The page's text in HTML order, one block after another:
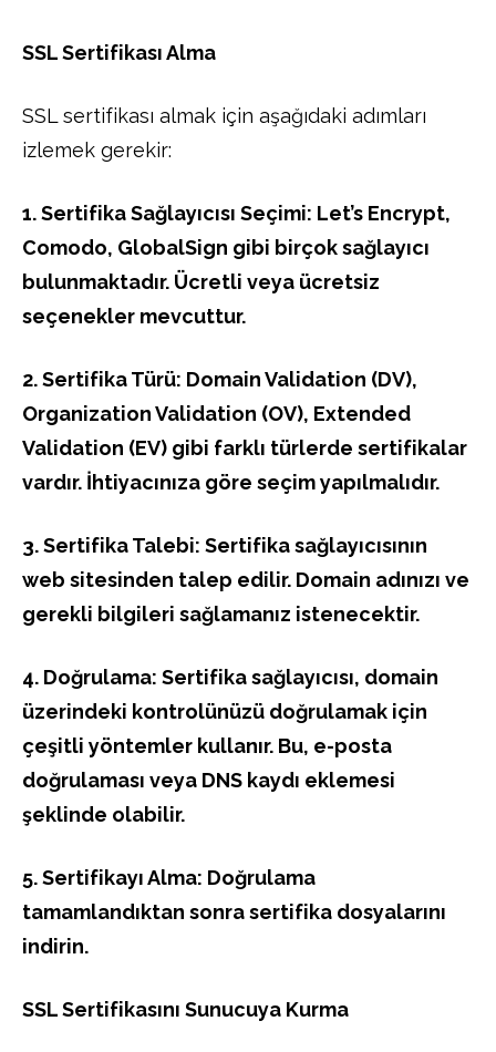
SSL Sertifikası Alma
SSL sertifikası almak için aşağıdaki adımları
izlemek gerekir:
1. Sertifika Sağlayıcısı Seçimi: Let’s Encrypt,
Comodo, GlobalSign gibi birçok sağlayıcı
bulunmaktadır. Ücretli veya ücretsiz
seçenekler mevcuttur.
2. Sertifika Türü: Domain Validation (DV),
Organization Validation (OV), Extended
Validation (EV) gibi farklı türlerde sertifikalar
vardır. İhtiyacınıza göre seçim yapılmalıdır.
3. Sertifika Talebi: Sertifika sağlayıcısının
web sitesinden talep edilir. Domain adınızı ve
gerekli bilgileri sağlamanız istenecektir.
4. Doğrulama: Sertifika sağlayıcısı, domain
üzerindeki kontrolünüzü doğrulamak için
çeşitli yöntemler kullanır. Bu, e-posta
doğrulaması veya DNS kaydı eklemesi
şeklinde olabilir.
5. Sertifikayı Alma: Doğrulama
tamamlandıktan sonra sertifika dosyalarını
indirin.
SSL Sertifikasını Sunucuya Kurma